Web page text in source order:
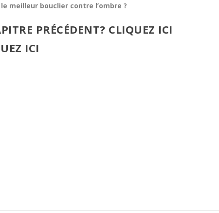
meilleur bouclier contre l’ombre ?
PRÉCÉDENT? CLIQUEZ ICI
ICI